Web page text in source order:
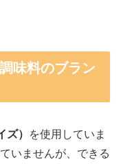
味料のブラン
）
を使用していま
いませんが、できる